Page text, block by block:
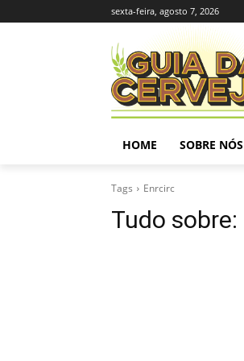
sexta-feira, agosto 7, 2026
HOME SOBRE NÓS
Tags Enrcirc
Tudo sobre: